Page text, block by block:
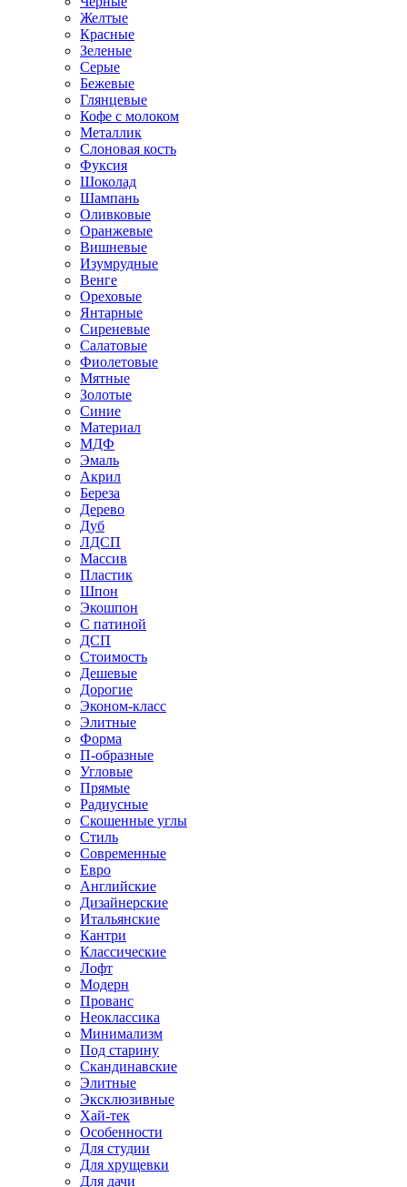
Желтые
Красные
Зеленые
Серые
Бежевые
Глянцевые
Кофе с молоком
Металлик
Слоновая кость
Фуксия
Шоколад
Шампань
Оливковые
Оранжевые
Вишневые
Изумрудные
Венге
Ореховые
Янтарные
Сиреневые
Салатовые
Фиолетовые
Мятные
Золотые
Синие
Материал
МДФ
Эмаль
Акрил
Береза
Дерево
Дуб
ЛДСП
Массив
Пластик
Шпон
Экошпон
С патиной
ДСП
Стоимость
Дешевые
Дорогие
Эконом-класс
Элитные
Форма
П-образные
Угловые
Прямые
Радиусные
Скошенные углы
Стиль
Современные
Евро
Английские
Дизайнерские
Итальянские
Кантри
Классические
Лофт
Модерн
Прованс
Неоклассика
Минимализм
Под старину
Скандинавские
Элитные
Эксклюзивные
Хай-тек
Особенности
Для студии
Для хрущевки
Для дачи